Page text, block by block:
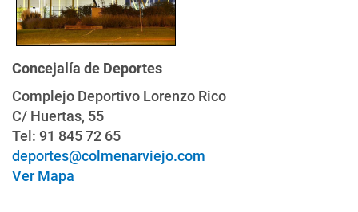
Concejalía de Deportes
Complejo Deportivo Lorenzo Rico
C/ Huertas, 55
Tel: 91 845 72 65
deportes@colmenarviejo.com
Ver Mapa